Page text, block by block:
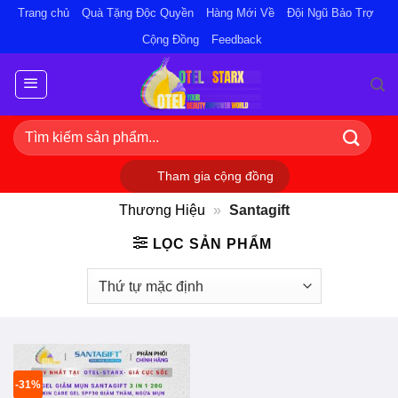
nội
dung
Trang chủ Quà Tặng Độc Quyền Hàng Mới Về
Đội Ngũ Bảo Trợ
Cộng Đồng
Feedback
Tìm
kiếm:
Tham gia cộng đồng
Thương Hiệu » Santagift
LỌC SẢN PHẨM
-31%